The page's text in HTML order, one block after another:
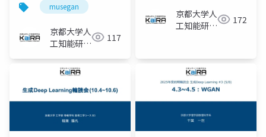
musegan
京都大学人
工知能研究
117
京都大学人
工知能研究
172